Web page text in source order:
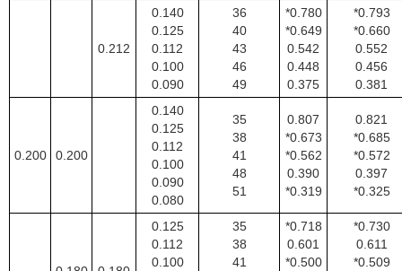
0.212
0.140
0.125
0.112
0.100
0.090
36
40
43
46
49
*0.780
*0.649
0.542
0.448
0.375
*0.793
*0.660
0.552
0.456
0.381
0.200 0.200
0.140
0.125
0.112
0.100
0.090
0.080
35
38
41
48
51
0.807
*0.673
*0.562
0.390
*0.319
0.821
*0.685
*0.572
0.397
*0.325
0.125
0.112
0.100
35
38
41
*0.718
0.601
*0.500
*0.730
0.611
*0.509